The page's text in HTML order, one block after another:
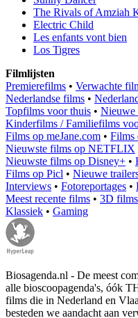
The Rivals of Amziah
Electric Child
Les enfants vont bien
Los Tigres
Filmlijsten
Premierefilms • Verwachte
Nederlandse films •
Topfilms voor thuis • Nieuwe
Kinderfilms / Familiefilms
Films op meJane.com • Films
Nieuwste films op NETFLIX
Nieuwste films op Disney+ •
Films op Picl • Nieuwe
Interviews • Fotoreportages •
Meest recente films • 3D
Klassiek • Gaming
Biosagenda.nl - De meest
alle bioscoopagenda's, óók
films die in Nederland en
besteden we aandacht aan